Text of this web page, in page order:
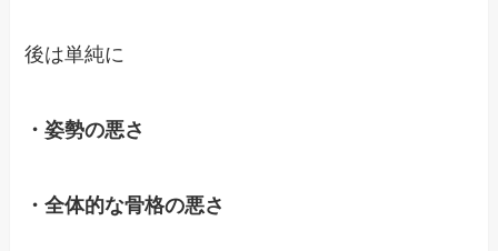
後は単純に
・姿勢の悪さ
・全体的な骨格の悪さ